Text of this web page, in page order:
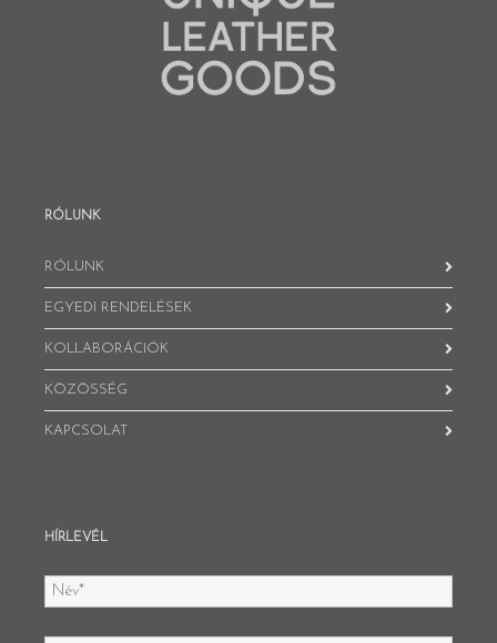
RÓLUNK
RÓLUNK
EGYEDI RENDELÉSEK
KOLLABORÁCIÓK
KÖZÖSSÉG
KAPCSOLAT
HÍRLEVÉL